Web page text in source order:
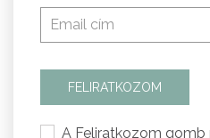
FELIRATKOZOM
A Feliratkozom